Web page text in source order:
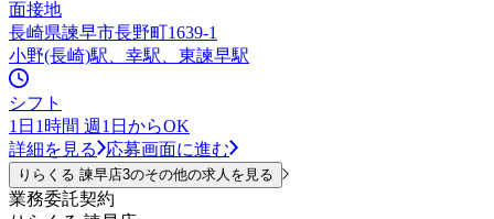
面接地
長崎県諫早市長野町1639-1
小野(長崎)駅、幸駅、東諫早駅
シフト
1日1時間 週1日からOK
詳細を見る
応募画面に進む
りらくる 諫早店3のその他の求人を見る
業務委託契約